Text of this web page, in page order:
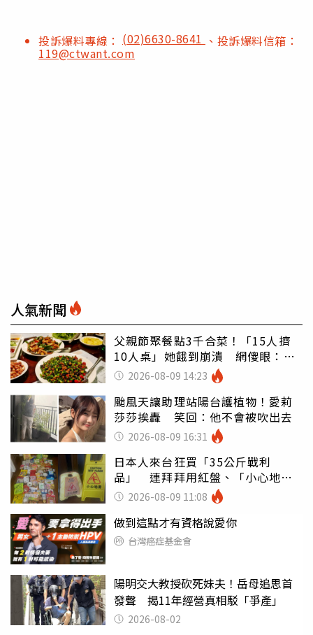
投訴爆料專線： (02)6630-8641 、投訴爆料信箱：
119@ctwant.com
人氣新聞
父親節聚餐點3千合菜！「15人擠
10人桌」她餓到崩潰 網傻眼：讓
店家看笑話
2026-08-09 14:23
颱風天讓助理站陽台護植物！愛莉
莎莎挨轟 笑回：他不會被吹出去
2026-08-09 16:31
日本人來台狂買「35公斤戰利
品」 連拜拜用紅盤、「小心地
滑」告示牌也帶回家
2026-08-09 11:08
做到這點才有資格說愛你
台灣癌症基金會
陽明交大教授砍死妹夫！岳母追思首
發聲 揭11年經營真相駁「爭產」
2026-08-02